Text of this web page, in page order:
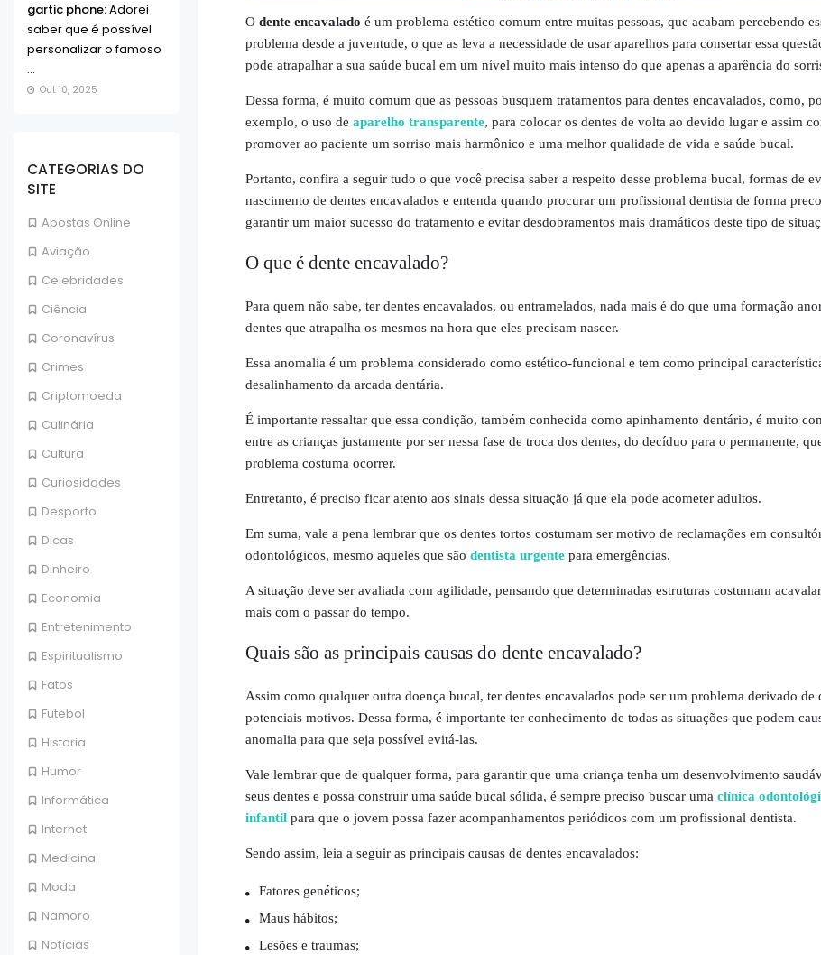
gartic phone:Adorei
saber que é possível
personalizar o famoso
...
Out 10, 2025
CATEGORIAS DO
SITE
Apostas Online
Aviação
Celebridades
Ciência
Coronavírus
Crimes
Criptomoeda
Culinária
Cultura
Curiosidades
Desporto
Dicas
Dinheiro
Economia
Entretenimento
Espiritualismo
Fatos
Futebol
Historia
Humor
Informática
Internet
Medicina
Moda
Namoro
Notícias
O dente encavalado é um problema estético comum entre muitas pessoas, que acabam percebendo
problema desde a juventude, o que as leva a necessidade de usar aparelhos para consertar essa
pode atrapalhar a sua saúde bucal em um nível muito mais intenso do que apenas a aparência do
Dessa forma, é muito comum que as pessoas busquem tratamentos para dentes encavalados, como,
exemplo, o uso de aparelho transparente, para colocar os dentes de volta ao devido lugar e assim
promover ao paciente um sorriso mais harmônico e uma melhor qualidade de vida e saúde bucal.
Portanto, confira a seguir tudo o que você precisa saber a respeito desse problema bucal, formas de
nascimento de dentes encavalados e entenda quando procurar um profissional dentista de forma
garantir um maior sucesso do tratamento e evitar desdobramentos mais dramáticos deste tipo de
O que é dente encavalado?
Para quem não sabe, ter dentes encavalados, ou entramelados, nada mais é do que uma formação
dentes que atrapalha os mesmos na hora que eles precisam nascer.
Essa anomalia é um problema considerado como estético-funcional e tem como principal
desalinhamento da arcada dentária.
É importante ressaltar que essa condição, também conhecida como apinhamento dentário, é muito
entre as crianças justamente por ser nessa fase de troca dos dentes, do decíduo para o permanente,
problema costuma ocorrer.
Entretanto, é preciso ficar atento aos sinais dessa situação já que ela pode acometer adultos.
Em suma, vale a pena lembrar que os dentes tortos costumam ser motivo de reclamações em
odontológicos, mesmo aqueles que são dentista urgentepara emergências.
A situação deve ser avaliada com agilidade, pensando que determinadas estruturas costumam
mais com o passar do tempo.
Quais são as principais causas do dente encavalado?
Assim como qualquer outra doença bucal, ter dentes encavalados pode ser um problema derivado de
potenciais motivos. Dessa forma, é importante ter conhecimento de todas as situações que podem
anomalia para que seja possível evitá-las.
Vale lembrar que de qualquer forma, para garantir que uma criança tenha um desenvolvimento
seus dentes e possa construir uma saúde bucal sólida, é sempre preciso buscar uma clínica
infantilpara que o jovem possa fazer acompanhamentos periódicos com um profissional dentista.
Sendo assim, leia a seguir as principais causas de dentes encavalados:
Fatores genéticos;
Maus hábitos;
Lesões e traumas;